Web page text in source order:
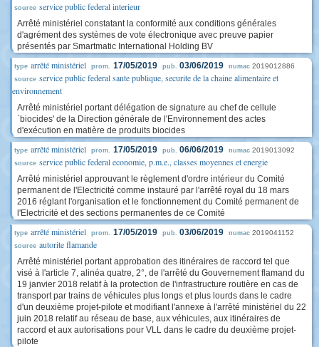
source service public federal interieur
Arrêté ministériel constatant la conformité aux conditions générales
d'agrément des systèmes de vote électronique avec preuve papier
présentés par Smartmatic International Holding BV
type arrêté ministériel prom. 17/05/2019 pub. 03/06/2019 numac 2019012886
source service public federal sante publique, securite de la chaine alimentaire et
environnement
Arrêté ministériel portant délégation de signature au chef de cellule
`biocides' de la Direction générale de l'Environnement des actes
d'exécution en matière de produits biocides
type arrêté ministériel prom. 17/05/2019 pub. 06/06/2019 numac 2019013092
source service public federal economie, p.m.e., classes moyennes et energie
Arrêté ministériel approuvant le règlement d'ordre intérieur du Comité
permanent de l'Electricité comme instauré par l'arrêté royal du 18 mars
2016 réglant l'organisation et le fonctionnement du Comité permanent de
l'Electricité et des sections permanentes de ce Comité
type arrêté ministériel prom. 17/05/2019 pub. 03/06/2019 numac 2019041152
source autorite flamande
Arrêté ministériel portant approbation des itinéraires de raccord tel que
visé à l'article 7, alinéa quatre, 2°, de l'arrêté du Gouvernement flamand du
19 janvier 2018 relatif à la protection de l'infrastructure routière en cas de
transport par trains de véhicules plus longs et plus lourds dans le cadre
d'un deuxième projet-pilote et modifiant l'annexe à l'arrêté ministériel du 22
juin 2018 relatif au réseau de base, aux véhicules, aux itinéraires de
raccord et aux autorisations pour VLL dans le cadre du deuxième projet-
pilote